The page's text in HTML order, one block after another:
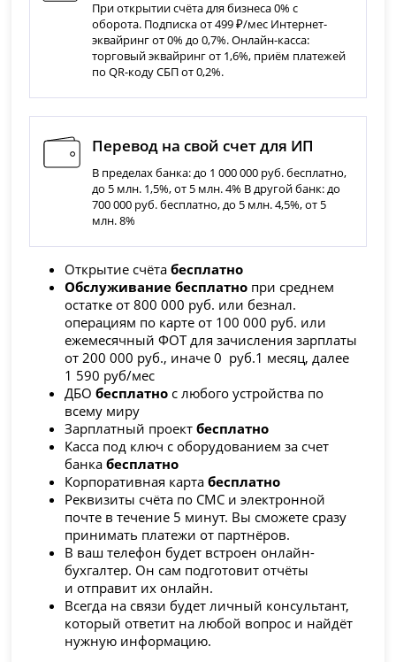
При открытии счёта для бизнеса 0% с
оборота. Подписка от 499 ₽/мес Интернет-
эквайринг от 0% до 0,7%. Онлайн-касса:
торговый эквайринг от 1,6%, приём платежей
по QR-коду СБП от 0,2%.
Перевод на свой счет для ИП
В пределах банка: до 1 000 000 руб. бесплатно,
до 5 млн. 1,5%, от 5 млн. 4% В другой банк: до
700 000 руб. бесплатно, до 5 млн. 4,5%, от 5
млн. 8%
Открытие счётабесплатно
Обслуживание бесплатно при среднем
остатке от 800 000 руб. или безнал.
операциям по карте от 100 000 руб. или
ежемесячный ФОТ для зачисления зарплаты
от 200 000 руб., иначе 0 руб.1 месяц, далее
1 590 руб/мес
ДБО бесплатно с любого устройства по
всему миру
Зарплатный проектбесплатно
Касса под ключ с оборудованием за счет
банкабесплатно
Корпоративная картабесплатно
Реквизиты счёта по СМС и электронной
почте в течение 5 минут. Вы сможете сразу
принимать платежи от партнёров.
В ваш телефон будет встроен онлайн-
бухгалтер. Он сам подготовит отчёты
и отправит их онлайн.
​Всегда на связи будет личный консультант,
который ответит на любой вопрос и найдёт
нужную информацию.